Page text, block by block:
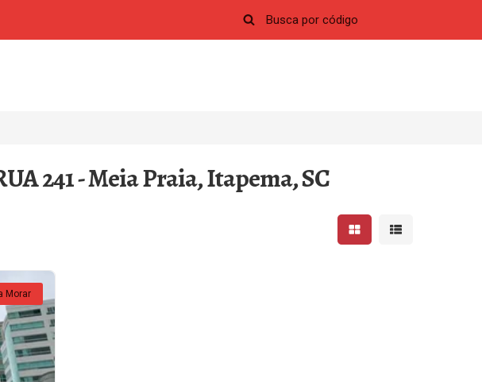
241 - Meia Praia, Itapema, SC
Mostrar resultados em
Mostrar
Morar